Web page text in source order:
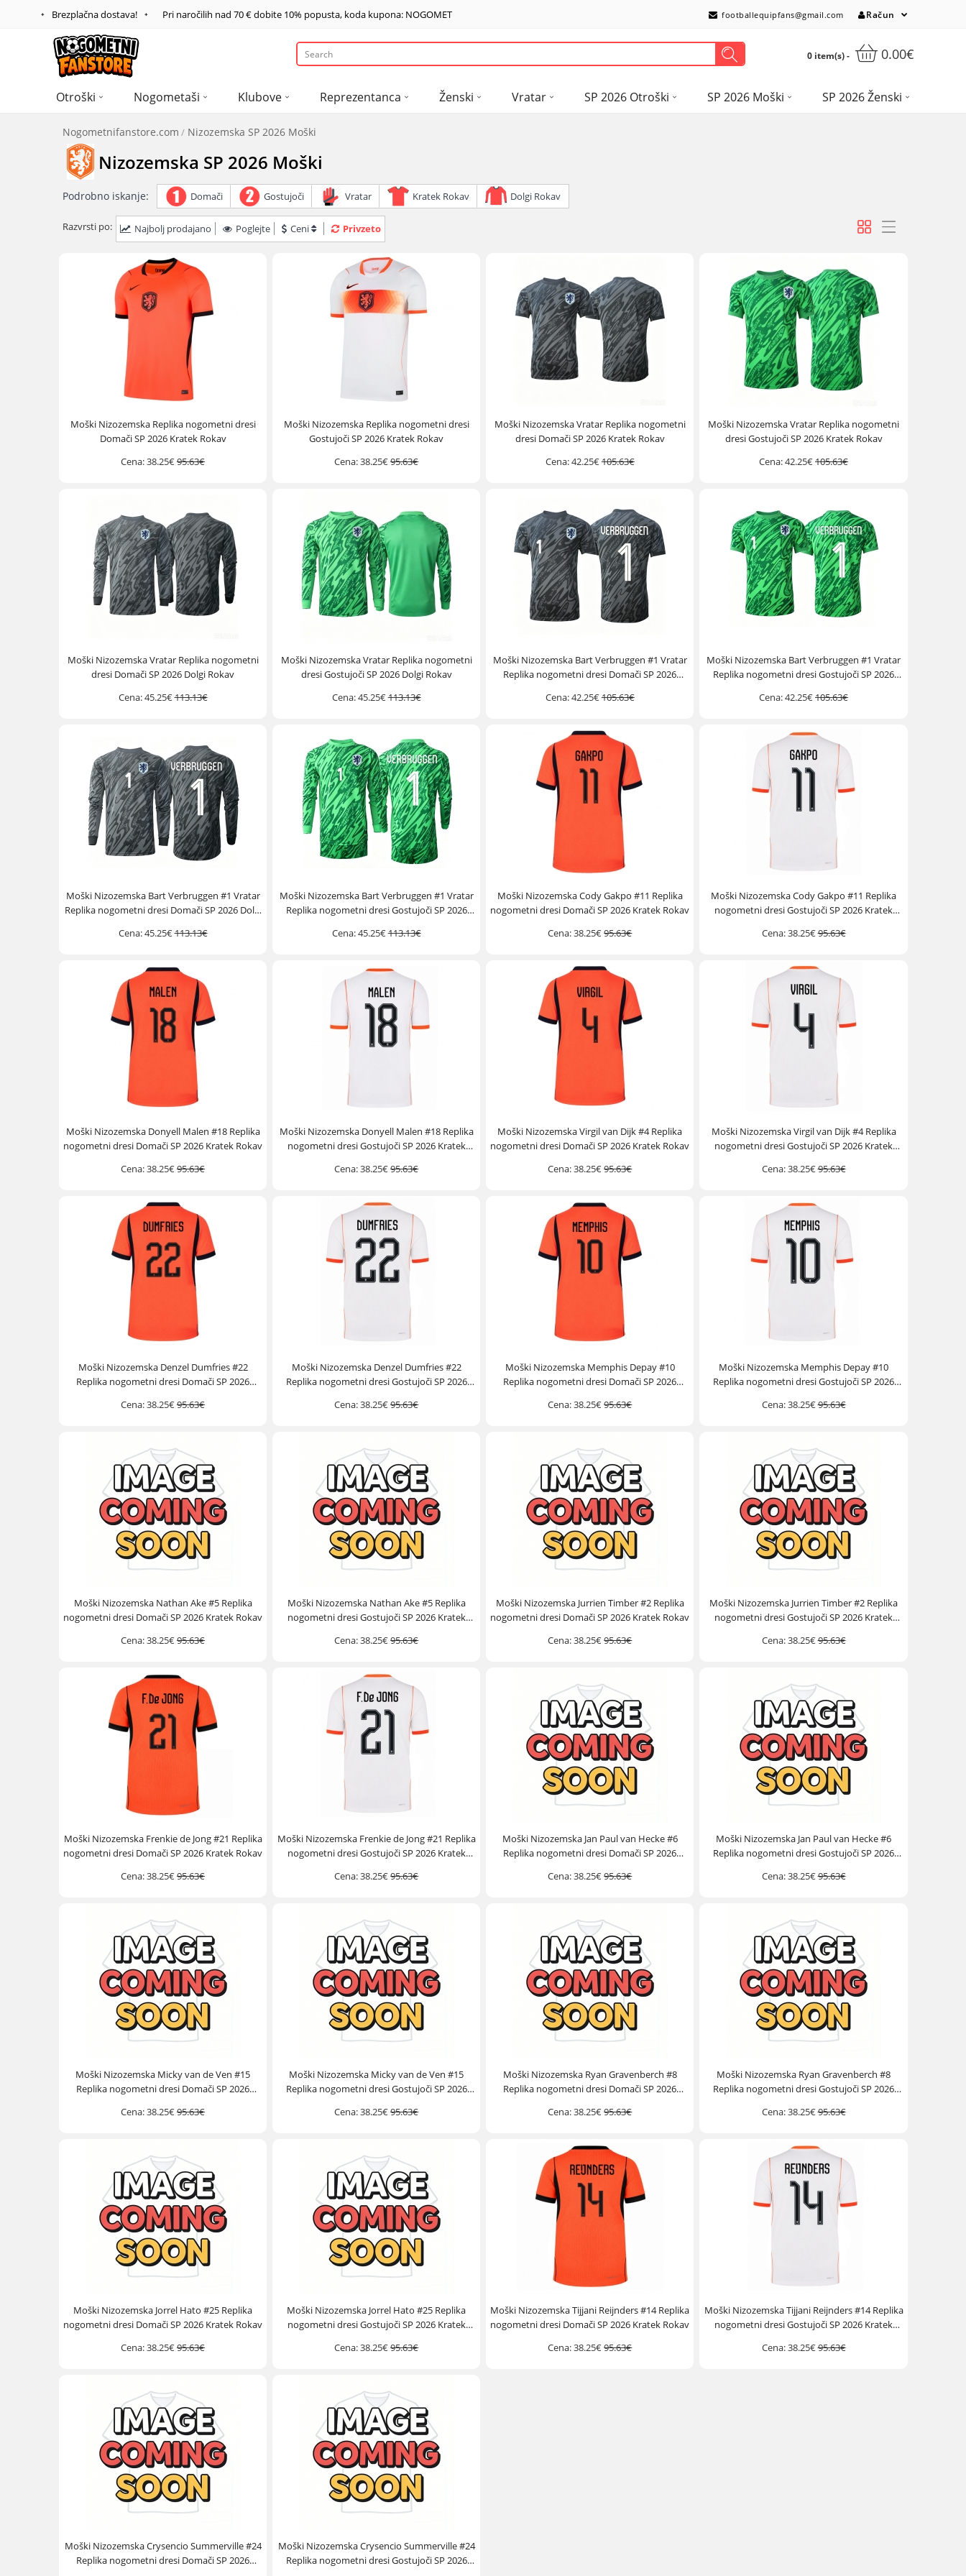
Brezplačna dostava! Pri naročilih nad 70 €dobite 10% popusta, koda kupona: NOGOMET footballequipfans@gmail.com Račun
0 item(s) - 0.00€
Otroški Nogometaši Klubove Reprezentanca Ženski Vratar SP 2026 Otroški SP 2026 Moški SP 2026 Ženski
Nogometnifanstore.com Nizozemska SP 2026 Moški
Nizozemska SP 2026 Moški
Podrobno iskanje: Domači Gostujoči Vratar Kratek Rokav Dolgi Rokav
Razvrsti po: Najbolj prodajano Poglejte Ceni Privzeto
Moški Nizozemska Replika nogometni dresi
Domači SP 2026 Kratek Rokav
Cena:38.25€95.63€
Moški Nizozemska Replika nogometni dresi
Gostujoči SP 2026 Kratek Rokav
Cena:38.25€95.63€
Moški Nizozemska Vratar Replika nogometni
dresi Domači SP 2026 Kratek Rokav
Cena:42.25€105.63€
Moški Nizozemska Vratar Replika nogometni
dresi Gostujoči SP 2026 Kratek Rokav
Cena:42.25€105.63€
Moški Nizozemska Vratar Replika nogometni
dresi Domači SP 2026 Dolgi Rokav
Cena:45.25€113.13€
Moški Nizozemska Vratar Replika nogometni
dresi Gostujoči SP 2026 Dolgi Rokav
Cena:45.25€113.13€
Moški Nizozemska Bart Verbruggen #1 Vratar
Replika nogometni dresi Domači SP 2026
Cena:42.25€105.63€
Moški Nizozemska Bart Verbruggen #1 Vratar
Replika nogometni dresi Gostujoči SP 2026
Cena:42.25€105.63€
Moški Nizozemska Bart Verbruggen #1 Vratar
Replika nogometni dresi Domači SP 2026 Dolgi
Cena:45.25€113.13€
Moški Nizozemska Bart Verbruggen #1 Vratar
Replika nogometni dresi Gostujoči SP 2026
Cena:45.25€113.13€
Moški Nizozemska Cody Gakpo #11 Replika
nogometni dresi Domači SP 2026 Kratek Rokav
Cena:38.25€95.63€
Moški Nizozemska Cody Gakpo #11 Replika
nogometni dresi Gostujoči SP 2026 Kratek
Cena:38.25€95.63€
Moški Nizozemska Donyell Malen #18 Replika
nogometni dresi Domači SP 2026 Kratek Rokav
Cena:38.25€95.63€
Moški Nizozemska Donyell Malen #18 Replika
nogometni dresi Gostujoči SP 2026 Kratek
Cena:38.25€95.63€
Moški Nizozemska Virgil van Dijk #4 Replika
nogometni dresi Domači SP 2026 Kratek Rokav
Cena:38.25€95.63€
Moški Nizozemska Virgil van Dijk #4 Replika
nogometni dresi Gostujoči SP 2026 Kratek
Cena:38.25€95.63€
Moški Nizozemska Denzel Dumfries #22
Replika nogometni dresi Domači SP 2026
Cena:38.25€95.63€
Moški Nizozemska Denzel Dumfries #22
Replika nogometni dresi Gostujoči SP 2026
Cena:38.25€95.63€
Moški Nizozemska Memphis Depay #10
Replika nogometni dresi Domači SP 2026
Cena:38.25€95.63€
Moški Nizozemska Memphis Depay #10
Replika nogometni dresi Gostujoči SP 2026
Cena:38.25€95.63€
Moški Nizozemska Nathan Ake #5 Replika
nogometni dresi Domači SP 2026 Kratek Rokav
Cena:38.25€95.63€
Moški Nizozemska Nathan Ake #5 Replika
nogometni dresi Gostujoči SP 2026 Kratek
Cena:38.25€95.63€
Moški Nizozemska Jurrien Timber #2 Replika
nogometni dresi Domači SP 2026 Kratek Rokav
Cena:38.25€95.63€
Moški Nizozemska Jurrien Timber #2 Replika
nogometni dresi Gostujoči SP 2026 Kratek
Cena:38.25€95.63€
Moški Nizozemska Frenkie de Jong #21 Replika
nogometni dresi Domači SP 2026 Kratek Rokav
Cena:38.25€95.63€
Moški Nizozemska Frenkie de Jong #21 Replika
nogometni dresi Gostujoči SP 2026 Kratek
Cena:38.25€95.63€
Moški Nizozemska Jan Paul van Hecke #6
Replika nogometni dresi Domači SP 2026
Cena:38.25€95.63€
Moški Nizozemska Jan Paul van Hecke #6
Replika nogometni dresi Gostujoči SP 2026
Cena:38.25€95.63€
Moški Nizozemska Micky van de Ven #15
Replika nogometni dresi Domači SP 2026
Cena:38.25€95.63€
Moški Nizozemska Micky van de Ven #15
Replika nogometni dresi Gostujoči SP 2026
Cena:38.25€95.63€
Moški Nizozemska Ryan Gravenberch #8
Replika nogometni dresi Domači SP 2026
Cena:38.25€95.63€
Moški Nizozemska Ryan Gravenberch #8
Replika nogometni dresi Gostujoči SP 2026
Cena:38.25€95.63€
Moški Nizozemska Jorrel Hato #25 Replika
nogometni dresi Domači SP 2026 Kratek Rokav
Cena:38.25€95.63€
Moški Nizozemska Jorrel Hato #25 Replika
nogometni dresi Gostujoči SP 2026 Kratek
Cena:38.25€95.63€
Moški Nizozemska Tijjani Reijnders #14 Replika
nogometni dresi Domači SP 2026 Kratek Rokav
Cena:38.25€95.63€
Moški Nizozemska Tijjani Reijnders #14 Replika
nogometni dresi Gostujoči SP 2026 Kratek
Cena:38.25€95.63€
Moški Nizozemska Crysencio Summerville #24
Replika nogometni dresi Domači SP 2026
Moški Nizozemska Crysencio Summerville #24
Replika nogometni dresi Gostujoči SP 2026